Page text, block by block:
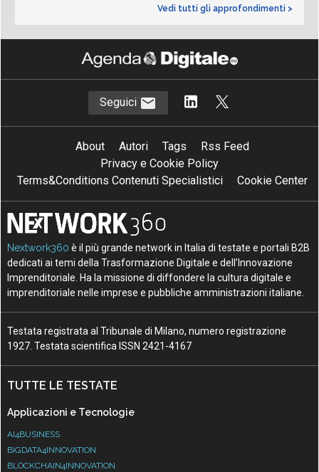
Vedi tutti gli approfondimenti >
Seguici
About Autori Tags
Rss Feed
Privacy e Cookie Policy
Terms&Conditions Contenuti Specialistici
Cookie Center
Nextwork360 è il più grande network in Italia di testate e portali B2B
dedicati ai temi della Trasformazione Digitale e dell’Innovazione
Imprenditoriale. Ha la missione di diffondere la cultura digitale e
imprenditoriale nelle imprese e pubbliche amministrazioni italiane.
Testata registrata al Tribunale di Milano, numero registrazione
1927. Testata scientifica ISSN 2421-4167
TUTTE LE TESTATE
Applicazioni e Tecnologie
AI4BUSINESS
BIGDATA4INNOVATION
BLOCKCHAIN4INNOVATION